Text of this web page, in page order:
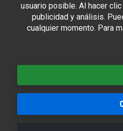
usuario posible. Al hacer
publicidad y análisis.
cualquier momento. Para